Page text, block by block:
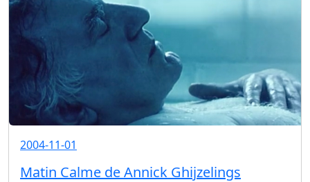
2004-11-01
Matin Calme de Annick Ghijzelings